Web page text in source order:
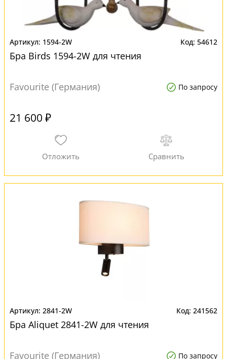
1594-2W 54612
Бра Birds 1594-2W для чтения
Favourite (Германия) По запросу
21 600 ₽
2841-2W 241562
Бра Aliquet 2841-2W для чтения
Favourite (Германия) По запросу